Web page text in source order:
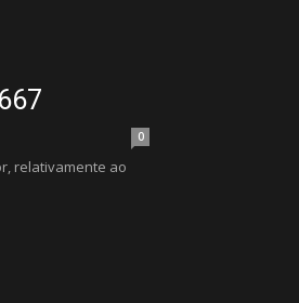
0
relativamente ao